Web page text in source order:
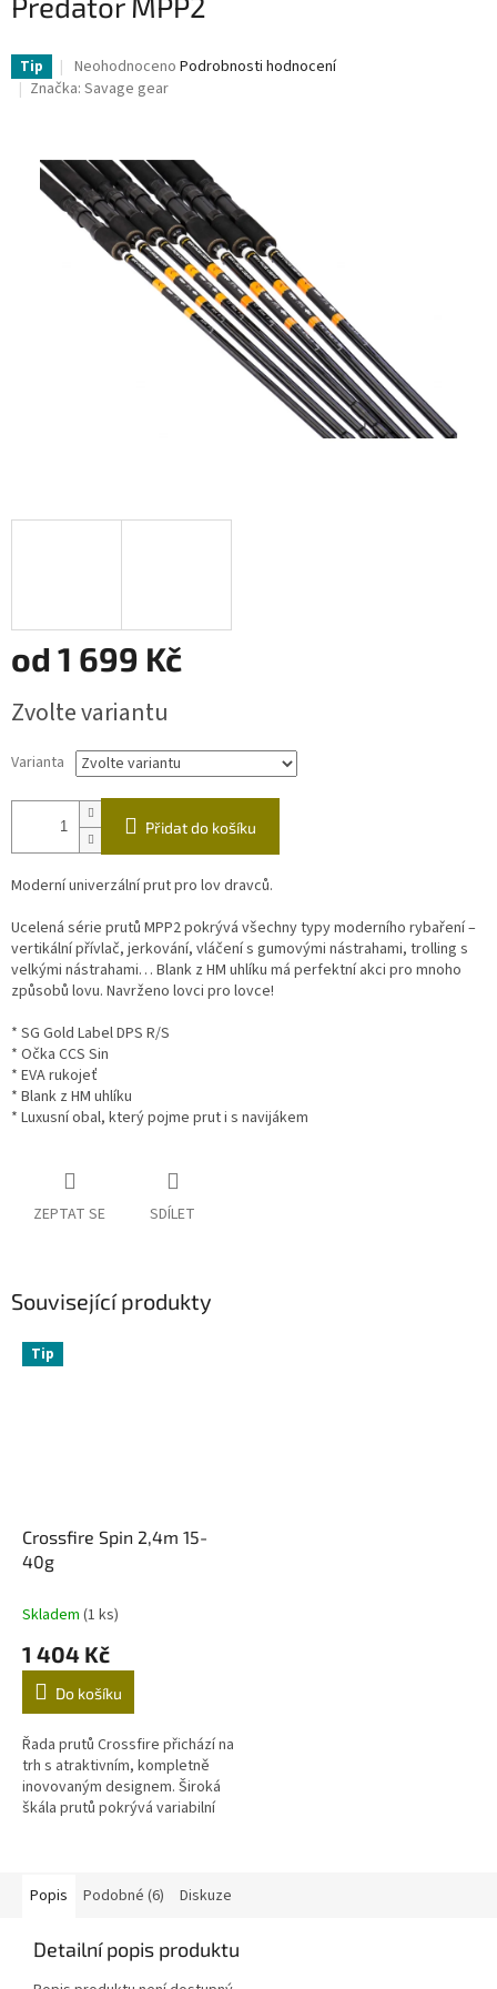
Tip
Průměrné
hodnocení
z
5
hvězdiček.
Neohodnoceno Podrobnosti hodnocení
Značka: Savage gear
od 1 699 Kč
cena:
Zvolte variantu
Varianta
Přidat do košíku
Moderní univerzální prut pro lov dravců.
Ucelená série prutů MPP2 pokrývá všechny typy moderního rybaření –
vertikální přívlač, jerkování, vláčení s gumovými nástrahami, trolling s
velkými nástrahami… Blank z HM uhlíku má perfektní akci pro mnoho
způsobů lovu. Navrženo lovci pro lovce!
* SG Gold Label DPS R/S
* Očka CCS Sin
* EVA rukojeť
* Blank z HM uhlíku
* Luxusní obal, který pojme prut i s navijákem
ZEPTAT SE SDÍLET
Související produkty
Tip
Crossfire Spin 2,4m 15-
40g
Skladem (1 ks)
1 404 Kč
Do košíku
Řada prutů Crossfire přichází na
trh s atraktivním, kompletně
inovovaným designem. Široká
škála prutů pokrývá variabilní
Popis Podobné (6) Diskuze
Detailní popis produktu